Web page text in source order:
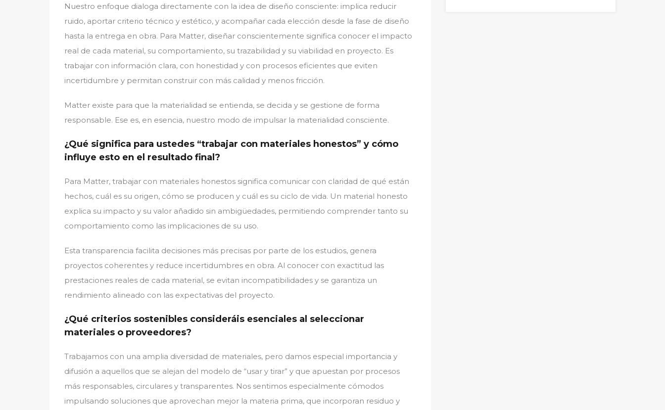
Nuestro enfoque dialoga directamente con la idea de diseño consciente: implica reducir
ruido, aportar criterio técnico y estético, y acompañar cada elección desde la fase de diseño
hasta la entrega en obra. Para Matter, diseñar conscientemente significa conocer el impacto
real de cada material, su comportamiento, su trazabilidad y su viabilidad en proyecto. Es
trabajar con información clara, con honestidad y con procesos eficientes que eviten
incertidumbre y permitan construir con más calidad y menos fricción.
Matter existe para que la materialidad se entienda, se decida y se gestione de forma
responsable. Ese es, en esencia, nuestro modo de impulsar la materialidad consciente.
¿Qué significa para ustedes “trabajar con materiales honestos” y cómo
influye esto en el resultado final?
Para Matter, trabajar con materiales honestos significa comunicar con claridad de qué están
hechos, cuál es su origen, cómo se producen y cuál es su ciclo de vida. Un material honesto
explica su impacto y su valor añadido sin ambigüedades, permitiendo comprender tanto su
comportamiento como las implicaciones de su uso.
Esta transparencia facilita decisiones más precisas por parte de los estudios, genera
proyectos coherentes y reduce incertidumbres en obra. Al conocer con exactitud las
prestaciones reales de cada material, se evitan incompatibilidades y se garantiza un
rendimiento alineado con las expectativas del proyecto.
¿Qué criterios sostenibles consideráis esenciales al seleccionar
materiales o proveedores?
Trabajamos con una amplia diversidad de materiales, pero damos especial importancia y
difusión a aquellos que se alejan del modelo de “usar y tirar” y que apuestan por procesos
más responsables, circulares y transparentes. Nos sentimos especialmente cómodos
impulsando soluciones que aprovechan mejor la materia prima, que incorporan residuo y